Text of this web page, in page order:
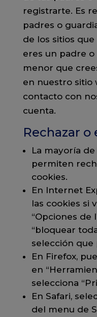
registrarte. Es
padres o
de los sitios
eres un padre
menor que
en nuestro sitio
contacto con
cuenta.
Rechazar
La mayoría
permiten
cookies.
En Internet
las cookies si
“Opciones de
“bloquear
selección que
En Firefox,
en
selecciona
En Safari,
del menu de